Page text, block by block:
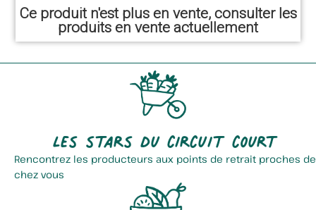
Ce produit n'est plus en vente, consulter les
produits en vente actuellement
Les stars du circuit court
Rencontrez les producteurs aux points de retrait proches de
chez vous